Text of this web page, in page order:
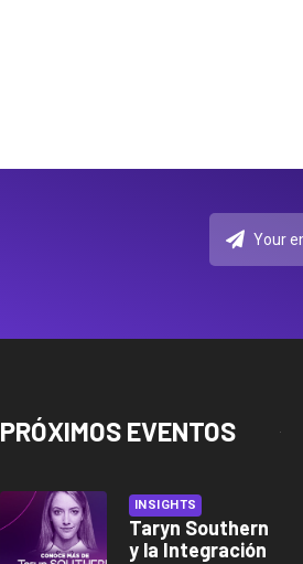
PRÓXIMOS EVENTOS
INSIGHTS
Taryn Southern
y la Integración